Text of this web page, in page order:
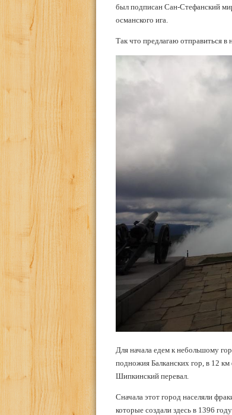
был подписан Сан-Стефанский
османского ига.
Так что предлагаю отправиться
Для начала едем к небольшому
подножия Балканских гор, в 12
Шипкинский перевал.
Сначала этот город населяли
которые создали здесь в 1396